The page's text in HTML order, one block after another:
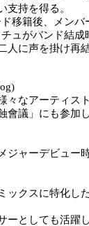
支持を得る。
移籍後、メンバ
ュがバンド結成
人に声を掛け再
々なアーティス
會議」にも参加
ジャーデビュー
ックスに特化し
ーとしても活躍